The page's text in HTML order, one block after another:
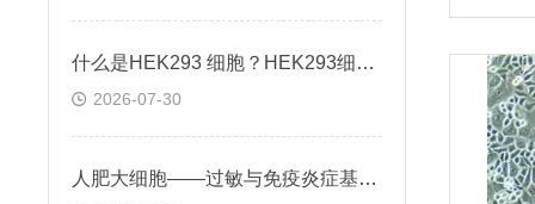
什么是HEK293 细胞？HEK293细胞在基因治疗领域的应用前景
2026-07-30
人肥大细胞——过敏与免疫炎症基础机制应用